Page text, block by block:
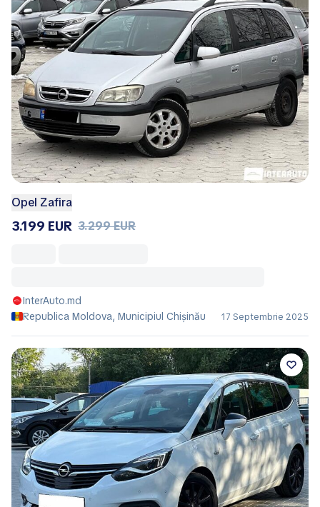
Opel Zafira
3.199 EUR 3.299 EUR
InterAuto.md
Republica Moldova, Municipiul Chișinău
17 Septembrie 2025